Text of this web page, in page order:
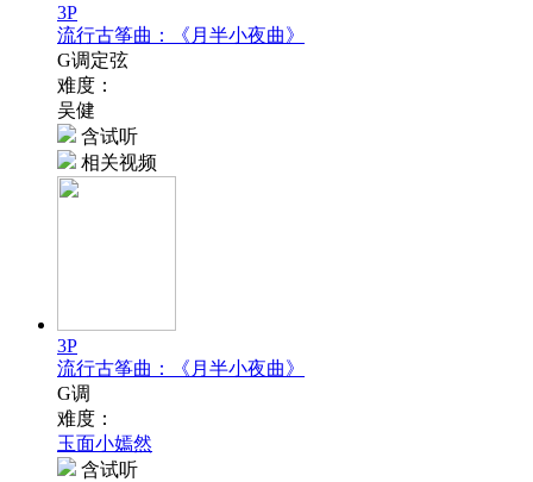
3P
流行古筝曲：《月半小夜曲》
G调定弦
难度：
吴健
含试听
相关视频
3P
流行古筝曲：《月半小夜曲》
G调
难度：
玉面小嫣然
含试听